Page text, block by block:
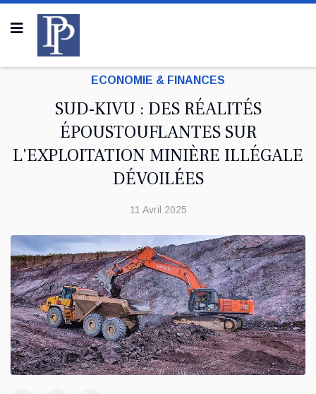
ECONOMIE & FINANCES
SUD-KIVU : DES RÉALITÉS
ÉPOUSTOUFLANTES SUR
L'EXPLOITATION MINIÈRE ILLÉGALE
DÉVOILÉES
11 Avril 2025